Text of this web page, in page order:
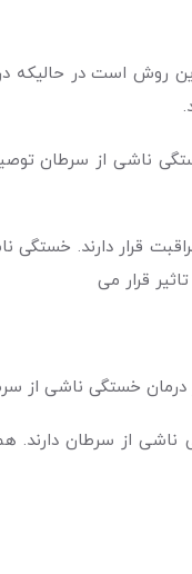
است در حالیکه
ناشی از سرطان
قرار دارند.
قرار می‌
خستگی ناشی از
ناشی از سرطان دارند.